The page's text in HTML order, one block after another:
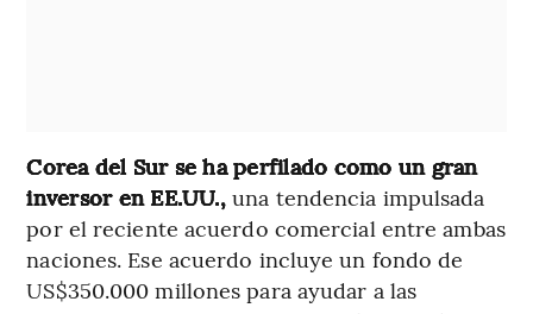
Corea del Sur se ha perfilado como un gran
inversor en EE.UU.,una tendencia impulsada
por el reciente acuerdo comercial entre ambas
naciones. Ese acuerdo incluye un fondo de
US$350.000 millones para ayudar a las